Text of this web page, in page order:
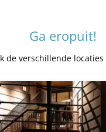
Ga eropuit!
de verschillende